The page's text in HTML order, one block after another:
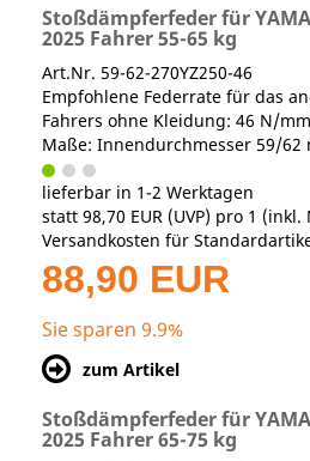
Stoßdämpferfeder für
2025 Fahrer 55-65 kg
Art.Nr. 59-62-270YZ250-46
Empfohlene Federrate für das
Fahrers ohne Kleidung: 46 N/mm
Maße: Innendurchmesser 59/62
lieferbar in 1-2 Werktagen
statt 98,70 EUR (UVP) pro 1 (inkl.
Versandkosten für
88,90 EUR
Sie sparen 9.9%
zum Artikel
Stoßdämpferfeder für
2025 Fahrer 65-75 kg